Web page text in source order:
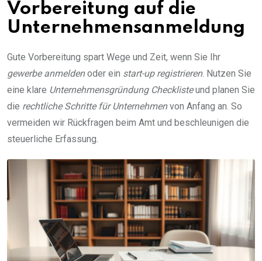
Vorbereitung auf die
Unternehmensanmeldung
Gute Vorbereitung spart Wege und Zeit, wenn Sie Ihr
gewerbe anmeldenoder ein start-up registrieren. Nutzen Sie
eine klare Unternehmensgründung Checklisteund planen Sie
die rechtliche Schritte für Unternehmenvon Anfang an. So
vermeiden wir Rückfragen beim Amt und beschleunigen die
steuerliche Erfassung.